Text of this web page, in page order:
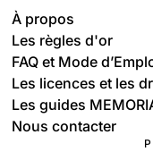
À propos
Les règles d'or
FAQ et Mode
Les licences et les
Les guides
Nous contacter